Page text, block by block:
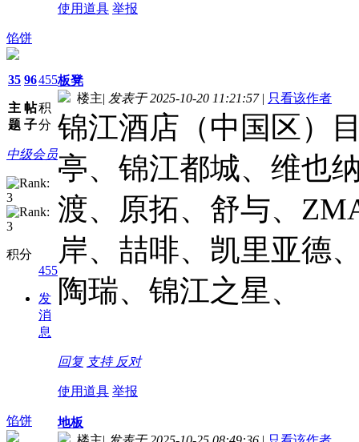
使用道具 举报
馅饼
35
主
题
96
帖
子
455
积
分
中级会员
积分
455
发
消
息
板凳
楼主| 发表于 2025-10-20 11:21:57 | 只看该作者
锦江酒店（中国区）
亭、锦江都城、维也
渡、原拓、舒与、
岸、喆啡、凯里亚德
陶瑞、锦江之星、
回复 支持 反对
使用道具 举报
馅饼
地板